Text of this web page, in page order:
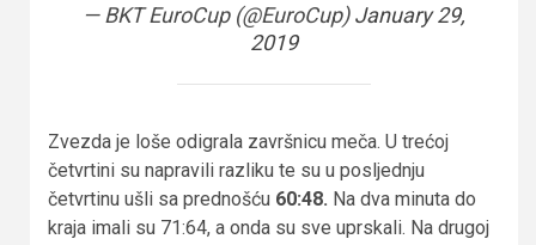
— BKT EuroCup (@EuroCup)January 29,
2019
Zvezda je loše odigrala završnicu meča. U trećoj
četvrtini su napravili razliku te su u posljednju
četvrtinu ušli sa prednošću 60:48. Na dva minuta do
kraja imali su 71:64, a onda su sve uprskali. Na drugoj